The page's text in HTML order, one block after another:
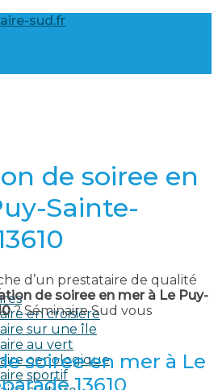
sud.fr
en croisière
sur une île
au vert
oenologique
sportif
de soiree en
Sainte-
d’un prestataire de qualité
de soiree en mer à Le Puy-
? Séminaire Sud vous
soiree en mer à Le
13610